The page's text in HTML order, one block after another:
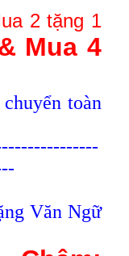
2 tặng 1
Mua 4
toàn
Văn Ngữ